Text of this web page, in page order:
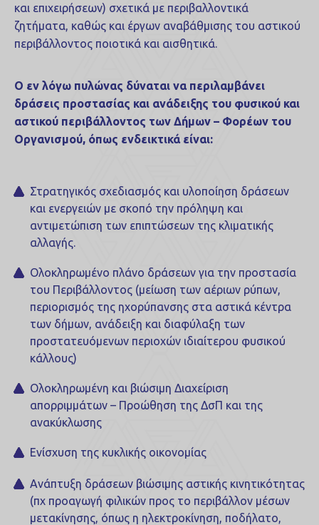
και επιχειρήσεων) σχετικά με περιβαλλοντικά
ζητήματα, καθώς και έργων αναβάθμισης του αστικού
περιβάλλοντος ποιοτικά και αισθητικά.
Ο εν λόγω πυλώνας δύναται να περιλαμβάνει
δράσεις προστασίας και ανάδειξης του φυσικού και
αστικού περιβάλλοντος των Δήμων – Φορέων του
Οργανισμού, όπως ενδεικτικά είναι:
Στρατηγικός σχεδιασμός και υλοποίηση δράσεων
και ενεργειών με σκοπό την πρόληψη και
αντιμετώπιση των επιπτώσεων της κλιματικής
αλλαγής.
Ολοκληρωμένο πλάνο δράσεων για την προστασία
του Περιβάλλοντος (μείωση των αέριων ρύπων,
περιορισμός της ηχορύπανσης στα αστικά κέντρα
των δήμων, ανάδειξη και διαφύλαξη των
προστατευόμενων περιοχών ιδιαίτερου φυσικού
κάλλους)
Ολοκληρωμένη και βιώσιμη Διαχείριση
απορριμμάτων – Προώθηση της ΔσΠ και της
ανακύκλωσης
Ενίσχυση της κυκλικής οικονομίας
Ανάπτυξη δράσεων βιώσιμης αστικής κινητικότητας
(πχ προαγωγή φιλικών προς το περιβάλλον μέσων
μετακίνησης, όπως η ηλεκτροκίνηση, ποδήλατο,